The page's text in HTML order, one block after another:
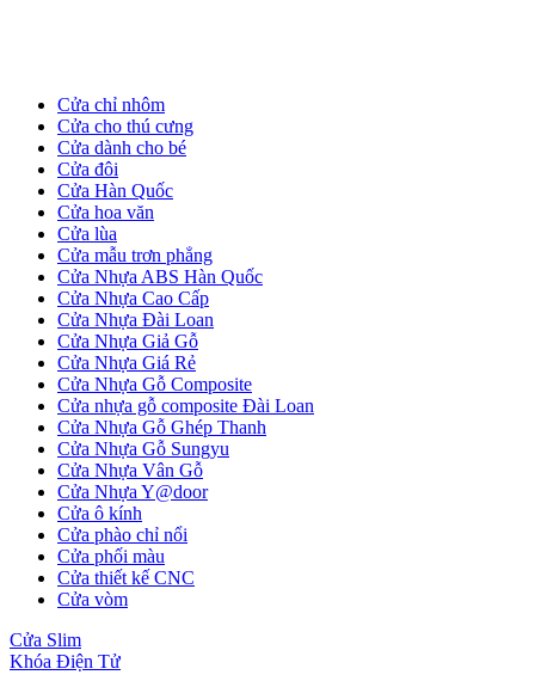
Cửa chỉ nhôm
Cửa cho thú cưng
Cửa dành cho bé
Cửa đôi
Cửa Hàn Quốc
Cửa hoa văn
Cửa lùa
Cửa mẫu trơn phẳng
Cửa Nhựa ABS Hàn Quốc
Cửa Nhựa Cao Cấp
Cửa Nhựa Đài Loan
Cửa Nhựa Giả Gỗ
Cửa Nhựa Giá Rẻ
Cửa Nhựa Gỗ Composite
Cửa nhựa gỗ composite Đài Loan
Cửa Nhựa Gỗ Ghép Thanh
Cửa Nhựa Gỗ Sungyu
Cửa Nhựa Vân Gỗ
Cửa Nhựa Y@door
Cửa ô kính
Cửa phào chỉ nổi
Cửa phối màu
Cửa thiết kế CNC
Cửa vòm
Cửa Slim
Khóa Điện Tử